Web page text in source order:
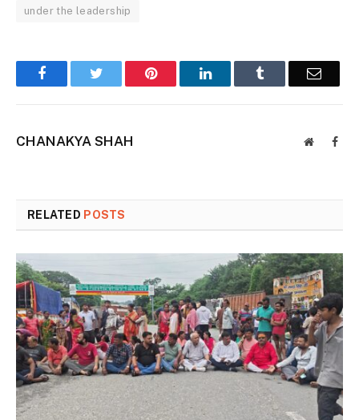
under the leadership
FacebookTwitter Pinterest LinkedInTumblr Email
CHANAKYA SHAH Website
RELATED POSTS